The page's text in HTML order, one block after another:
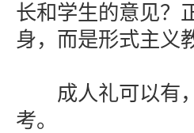
长和学生的意见？
身，而是形式主义
成人礼可以有，
考。